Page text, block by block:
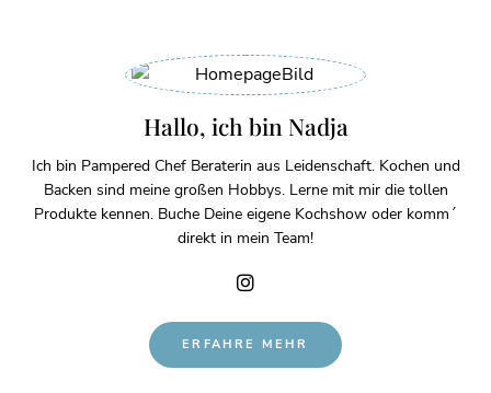
Hallo, ich bin Nadja
Ich bin Pampered Chef Beraterin aus Leidenschaft. Kochen und
Backen sind meine großen Hobbys. Lerne mit mir die tollen
Produkte kennen. Buche Deine eigene Kochshow oder komm´
direkt in mein Team!
ERFAHRE MEHR